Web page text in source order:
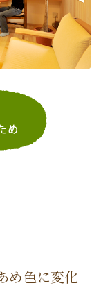
め色に変化